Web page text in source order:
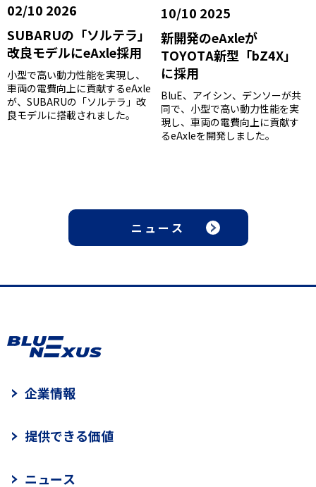
02/10 2026
SUBARUの「ソルテラ」
改良モデルにeAxle採用
小型で高い動力性能を実現し、
車両の電費向上に貢献するeAxle
が、SUBARUの「ソルテラ」改
良モデルに搭載されました。
10/10 2025
新開発のeAxleが
TOYOTA新型「bZ4X」
に採用
BluE、アイシン、デンソーが共
同で、小型で高い動力性能を実
現し、車両の電費向上に貢献す
るeAxleを開発しました。
ニュース
企業情報
提供できる価値
ニュース